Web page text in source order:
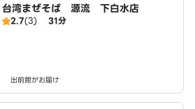
台湾まぜそば 源流 下白水店
2.7(3) 31分
出前館がお届け